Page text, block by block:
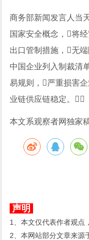
商务部新闻发言人当
国家安全概念，将
出口管制措施，无
中国企业列入制裁清
易规则，严重损害
业链供应链稳定。
本文系观察者网独家
声明
1、本文仅代表作者观点
2、本网站部分文章来源